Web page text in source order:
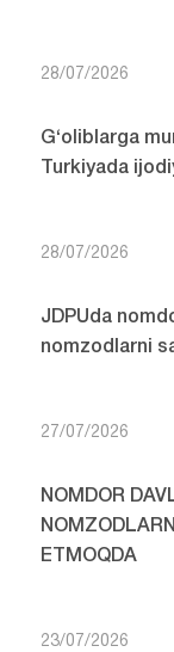
28/07/2026
G‘oliblarga
Turkiyada
28/07/2026
JDPUda
nomzodlarni
27/07/2026
NOMDOR
ETMOQDA
23/07/2026